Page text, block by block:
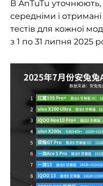
В AnTuTu
середніми і
тестів для кожної
з 1 по 31 липня 2025